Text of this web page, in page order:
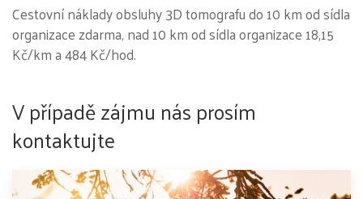
Cestovní náklady obsluhy 3D tomografu do 10 km od sídla
organizace zdarma, nad 10 km od sídla organizace 18,15
Kč/km a 484 Kč/hod.
V případě zájmu nás prosím
kontaktujte